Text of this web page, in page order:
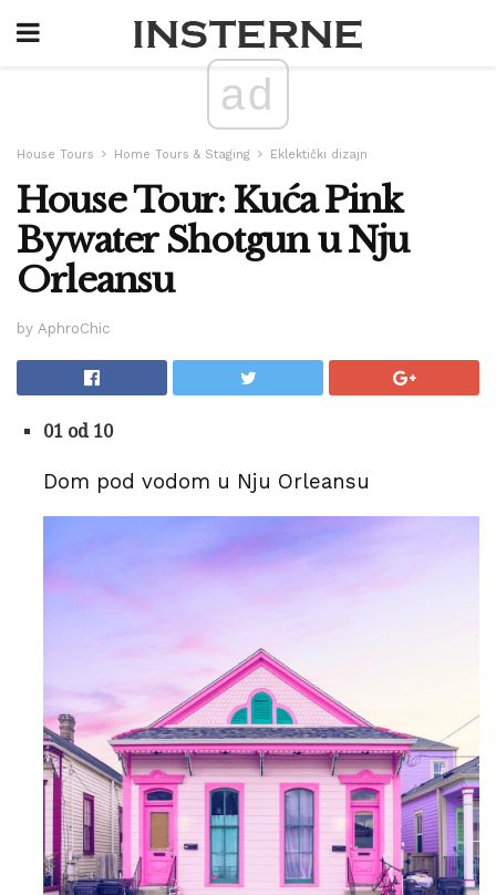
ad
House Tours Home Tours & Staging Eklektički dizajn
House Tour: Kuća Pink
Bywater Shotgun u Nju
Orleansu
by AphroChic
01 od 10
Dom pod vodom u Nju Orleansu